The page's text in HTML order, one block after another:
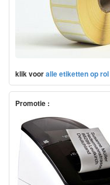
klik vooralle etiketten op rol
Promotie :